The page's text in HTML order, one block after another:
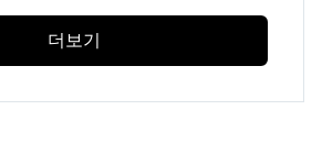
더보기